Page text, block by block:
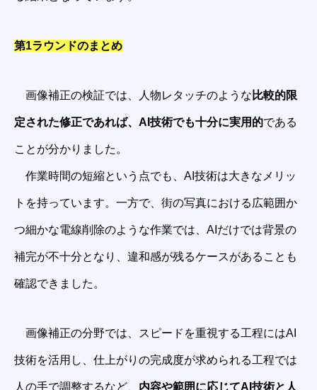
第1ラウンドのまとめ
画像補正の検証では、人物レタッチのような 比較的限
定された修正であれば、AI技術でも十分に実用的である
ことが分かりました。
作業時間の短縮という点でも、AI技術は大きなメリッ
トを持っています。一方で、街の写真における広範囲か
つ細かな電線削除のような作業では、AIだけでは背景の
補完が不十分となり、違和感が残るケースがあることも
確認できました。
画像補正の分野では、スピードを重視する工程にはAI
技術を活用し、仕上がりの完成度が求められる工程では
人の手で調整するなど、 内容や範囲に応じてAI技術と人